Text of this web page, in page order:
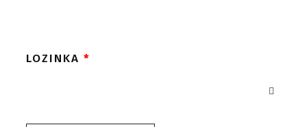
LOZINKA *